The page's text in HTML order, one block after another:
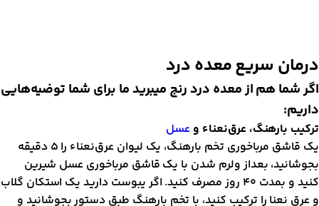
سریع معده درد
شما هم از معده درد رنج میبرید ما برای شما توضیه‌هایی
بارهنگ، عرق‌نعناء و عسل
یک قاشق مرباخوری تخم بارهنگ، یک لیوان عرق‌نعناء را ۵ دقیقه
بعداز ولرم شدن با یک قاشق مرباخوری عسل شیرین
کنید و بمدت 40 روز مصرف کنید. اگر یبوست دارید یک استکان گلاب
عرق نعنا را ترکیب کنید، با تخم بارهنگ طبق دستور بجوشانید و